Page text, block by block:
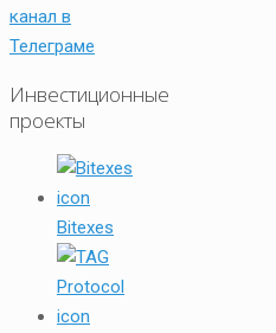
Инвестиционные
проекты
Bitexes